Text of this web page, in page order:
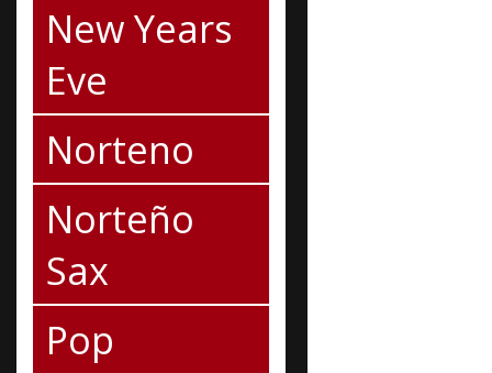
New Years
Eve
Norteno
Norteño
Sax
Pop